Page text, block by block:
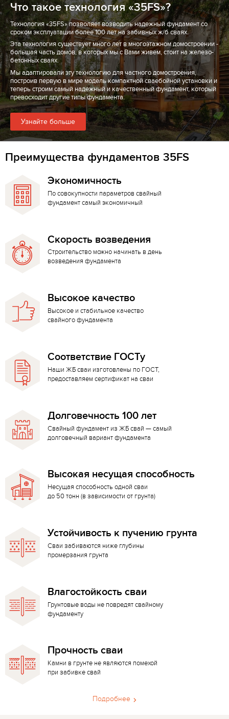
Что такое технология «35FS»?
Технология «35FS» позволяет возводить надежный фундамент со
сроком эксплуатации более 100 лет на забивных ж/б сваях.
Эта технология существует много лет в многоэтажном домостроении -
большая часть домов, в которых мы с Вами живем, стоит на железо-
бетонных сваях.
Мы адаптировали эту технологию для частного домостроения,
построив первую в мире модель компактной сваебойной установки и
теперь строим самый надежный и качественный фундамент, который
превосходит другие типы фундамента.
Узнайте больше
Преимущества фундаментов 35FS
Экономичность
По совокупности параметров свайный
фундамент самый экономичный
Скорость возведения
Строительство можно начинать в день
возведения фундамента
Высокое качество
Высокое и стабильное качество
свайного фундамента
Соответствие ГОСТу
Наши ЖБ сваи изготовлены по ГОСТ,
предоставляем сертификат на сваи
Долговечность 100 лет
Свайный фундамент из ЖБ свай — самый
долговечный вариант фундамента
Высокая несущая способность
Несущая способность одной сваи
до 50 тонн (в зависимости от грунта)
Устойчивость к пучению грунта
Сваи забиваются ниже глубины
промерзания грунта
Влагостойкость сваи
Грунтовые воды не повредят свайному
фундаменту
Прочность сваи
Камни в грунте не являются помехой
при забивке свай
Подробнее